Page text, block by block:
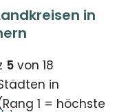
in
5 von 18
in
1 = höchste